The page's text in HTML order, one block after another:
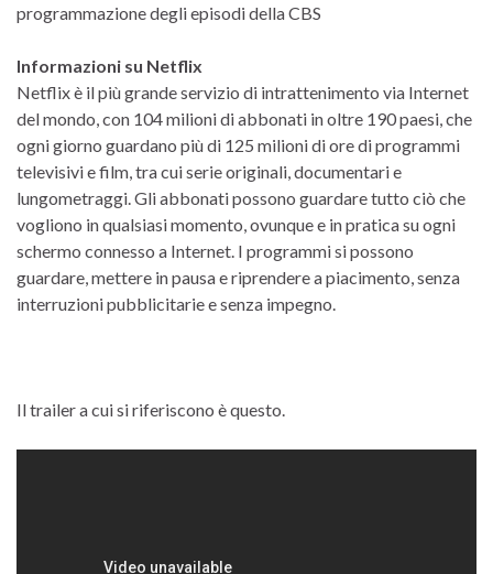
programmazione degli episodi della CBS
Informazioni su Netflix
Netflix è il più grande servizio di intrattenimento via Internet
del mondo, con 104 milioni di abbonati in oltre 190 paesi, che
ogni giorno guardano più di 125 milioni di ore di programmi
televisivi e film, tra cui serie originali, documentari e
lungometraggi. Gli abbonati possono guardare tutto ciò che
vogliono in qualsiasi momento, ovunque e in pratica su ogni
schermo connesso a Internet. I programmi si possono
guardare, mettere in pausa e riprendere a piacimento, senza
interruzioni pubblicitarie e senza impegno.
Il trailer a cui si riferiscono è questo.